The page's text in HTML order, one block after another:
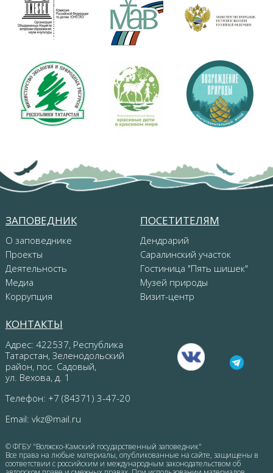
ЗАПОВЕДНИК
О заповеднике
Проекты
Деятельность
Медиа
Коррупция
ПОСЕТИТЕЛЯМ
Дендрарий
Саралинский участок
Гостиница "Пять шишек"
Музей природы
Визит-центр
КОНТАКТЫ
Адрес: 422537, Республика
Татарстан, Зеленодольский
район, пос. Садовый,
ул. Вехова, д. 1
Телефон: +7 (84371) 3-47-20
Email: vkz@mail.ru
© ФГБУ "Волжско-Камский государственный заповедник"
Все права на любые материалы, опубликованные на сайте, защищены в
соответствии с российским и международным законодательством об